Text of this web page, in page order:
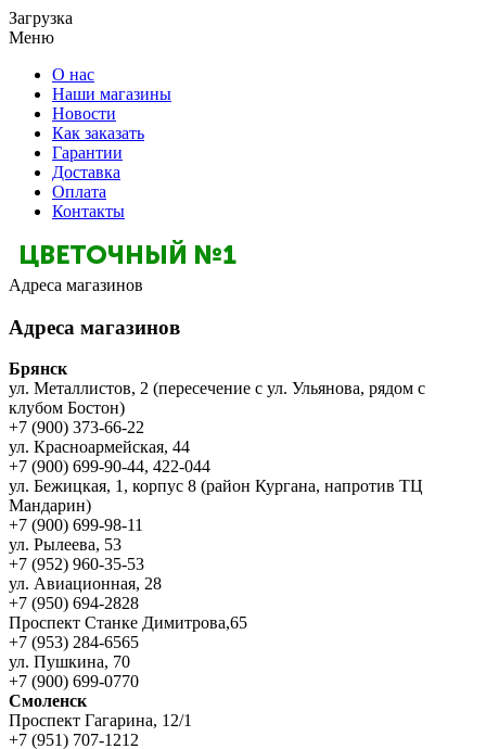
Загрузка
Меню
О нас
Наши магазины
Новости
Как заказать
Гарантии
Доставка
Оплата
Контакты
Адреса магазинов
Адреса магазинов
Брянск
ул. Металлистов, 2 (пересечение с ул. Ульянова, рядом с
клубом Бостон)
+7 (900) 373-66-22
ул. Красноармейская, 44
+7 (900) 699-90-44, 422-044
ул. Бежицкая, 1, корпус 8 (район Кургана, напротив ТЦ
Мандарин)
+7 (900) 699-98-11
ул. Рылеева, 53
+7 (952) 960-35-53
ул. Авиационная, 28
+7 (950) 694-2828
Проспект Станке Димитрова,65
+7 (953) 284-6565
ул. Пушкина, 70
+7 (900) 699-0770
Смоленск
Проспект Гагарина, 12/1
+7 (951) 707-1212